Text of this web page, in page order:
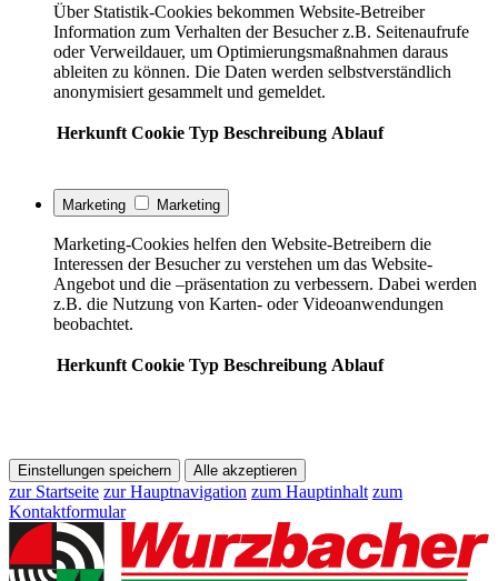
Über Statistik-Cookies bekommen Website-Betreiber
Information zum Verhalten der Besucher z.B. Seitenaufrufe
oder Verweildauer, um Optimierungsmaßnahmen daraus
ableiten zu können. Die Daten werden selbstverständlich
anonymisiert gesammelt und gemeldet.
Herkunft Cookie Typ Beschreibung Ablauf
Marketing Marketing
Marketing-Cookies helfen den Website-Betreibern die
Interessen der Besucher zu verstehen um das Website-
Angebot und die –präsentation zu verbessern. Dabei werden
z.B. die Nutzung von Karten- oder Videoanwendungen
beobachtet.
Herkunft Cookie Typ Beschreibung Ablauf
Einstellungen speichern Alle akzeptieren
zur Startseite zur Hauptnavigation zum Hauptinhalt zum
Kontaktformular